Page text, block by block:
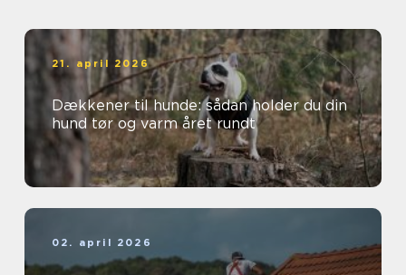
21. april 2026
Dækkener til hunde: sådan holder du din
hund tør og varm året rundt
02. april 2026